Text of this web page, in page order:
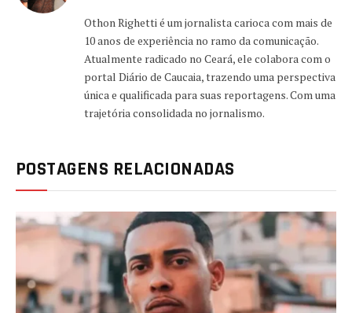
Othon Righetti é um jornalista carioca com mais de
10 anos de experiência no ramo da comunicação.
Atualmente radicado no Ceará, ele colabora com o
portal Diário de Caucaia, trazendo uma perspectiva
única e qualificada para suas reportagens. Com uma
trajetória consolidada no jornalismo.
POSTAGENS RELACIONADAS